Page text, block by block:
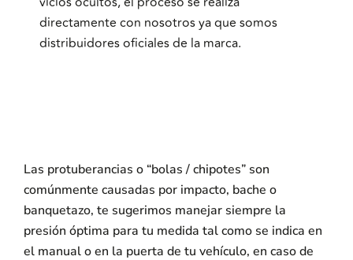
directamente con nosotros ya que somos
distribuidores oficiales de la marca.
Las protuberancias o “bolas / chipotes” son
comúnmente causadas por impacto, bache o
banquetazo, te sugerimos manejar siempre la
presión óptima para tu medida tal como se indica en
el manual o en la puerta de tu vehículo, en caso de